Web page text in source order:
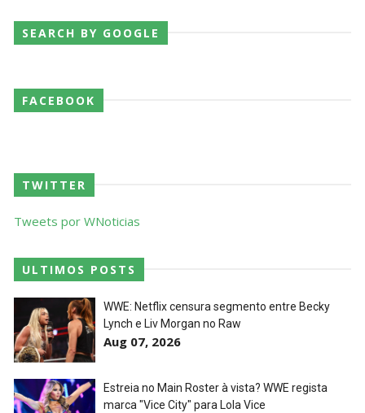
SEARCH BY GOOGLE
FACEBOOK
TWITTER
Tweets por WNoticias
ULTIMOS POSTS
WWE: Netflix censura segmento entre Becky
Lynch e Liv Morgan no Raw
Aug 07, 2026
Estreia no Main Roster à vista? WWE regista
marca "Vice City" para Lola Vice